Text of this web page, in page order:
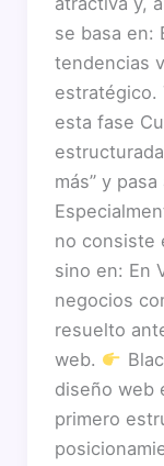
se basa en:
tendencias
estratégico.
esta fase
más” y
no consiste
sino en: En
negocios
resuelto
web.
diseño web
primero